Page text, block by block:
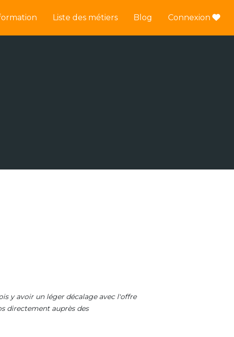
Liste des métiers Blog Connexion
y avoir un léger décalage avec l'offre
directement auprès des